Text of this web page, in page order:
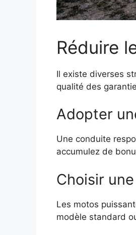
Réduire
Il existe diverses
qualité des
Adopter
Une conduite
accumulez de
Choisir
Les motos
modèle standard